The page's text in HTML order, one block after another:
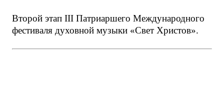
Второй этап III Патриаршего Международного
фестиваля духовной музыки «Свет Христов».